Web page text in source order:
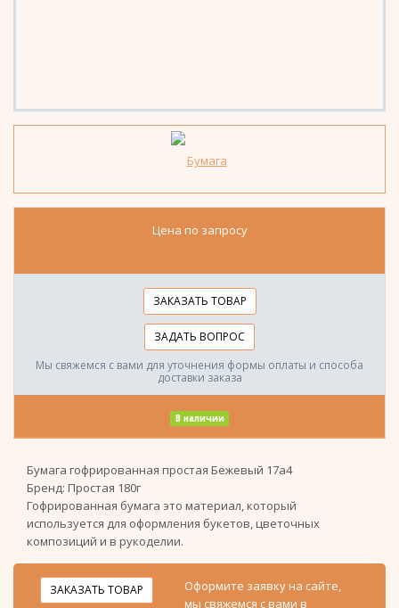
Цена по запросу
ЗАКАЗАТЬ ТОВАР
ЗАДАТЬ ВОПРОС
Мы свяжемся с вами для уточнения формы оплаты и способа
доставки заказа
В наличии
Бумага гофрированная простая Бежевый 17а4
Бренд: Простая 180г
Гофрированная бумага это материал, который
используется для оформления букетов, цветочных
композиций и в рукоделии.
ЗАКАЗАТЬ ТОВАР
Оформите заявку на сайте,
мы свяжемся с вами в